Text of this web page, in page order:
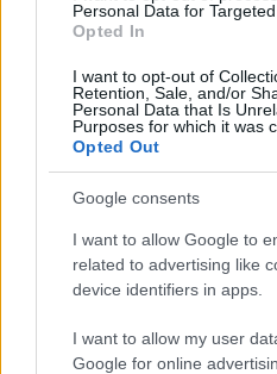
Personal Data for Targeted
Opted In
I want to opt-out of
Retention, Sale, and/or
Personal Data that Is
Purposes for which it was
Opted Out
Google consents
I want to allow Google to
related to advertising like
device identifiers in apps.
I want to allow my user
Google for online
crisi diplomatica,
consolati; è
a Napoli, parla
rapporti con ONG